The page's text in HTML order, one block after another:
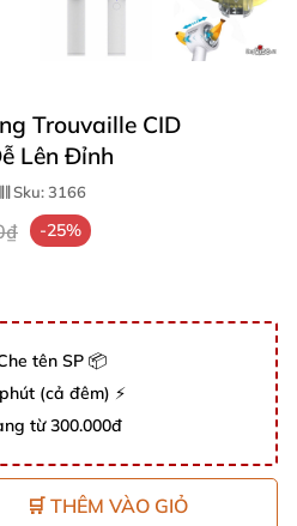
Trouvaille CID
Lên Đỉnh
Sku:3166
-25%
tên SP 📦
(cả đêm) ⚡
từ 300.000đ
🛒 THÊM VÀO GIỎ